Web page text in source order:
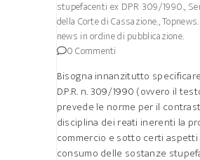
stupefacenti ex DPR 309/1990.,
della Corte di Cassazione.,
news in ordine di pubblicazione.
0 Commenti
Bisogna innanzitutto
D.P.R. n. 309/1990 (ovvero il
prevede le norme per il
disciplina dei reati inerenti la
commercio e sotto certi aspetti
consumo delle sostanze